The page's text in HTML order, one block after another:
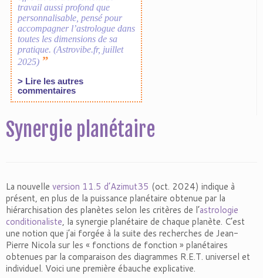
Synergie planétaire
La nouvelle version 11.5 d’Azimut35 (oct. 2024) indique à
présent, en plus de la puissance planétaire obtenue par la
hiérarchisation des planètes selon les critères de l’astrologie
conditionaliste, la synergie planétaire de chaque planète. C’est
une notion que j’ai forgée à la suite des recherches de Jean-
Pierre Nicola sur les « fonctions de fonction » planétaires
obtenues par la comparaison des diagrammes R.E.T. universel et
individuel. Voici une première ébauche explicative.